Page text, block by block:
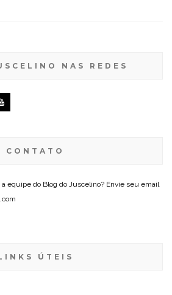
NAS REDES
CONTATO
equipe do Blog do Juscelino? Envie seu email
ÚTEIS